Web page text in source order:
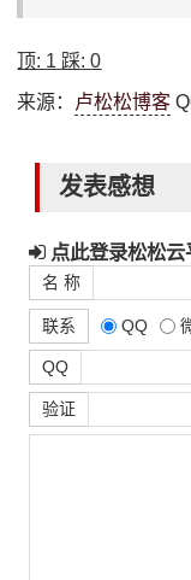
顶: 1 踩:0
来源： 卢松松博客
发表感想
点此登录松松云
名 称
联系 QQ
QQ
验证